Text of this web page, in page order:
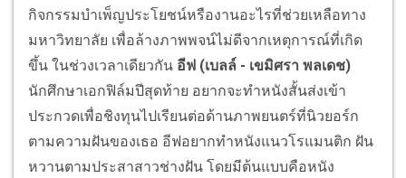
กิจกรรมบำเพ็ญประโยชน์หรืองานอะไรที่ช่วยเหลือทาง
มหาวิทยาลัย เพื่อล้างภาพพจน์ไม่ดีจากเหตุการณ์ที่เกิด
ขึ้น ในช่วงเวลาเดียวกัน อีฟ (เบลล์ - เขมิศรา พลเดช)
นักศึกษาเอกฟิล์มปีสุดท้าย อยากจะทำหนังสั้นส่งเข้า
ประกวดเพื่อชิงทุนไปเรียนต่อด้านภาพยนตร์ที่นิวยอร์ก
ตามความฝันของเธอ อีฟอยากทำหนังแนวโรแมนติก ฝัน
หวานตามประสาสาวช่างฝัน โดยมีต้นแบบคือหนัง